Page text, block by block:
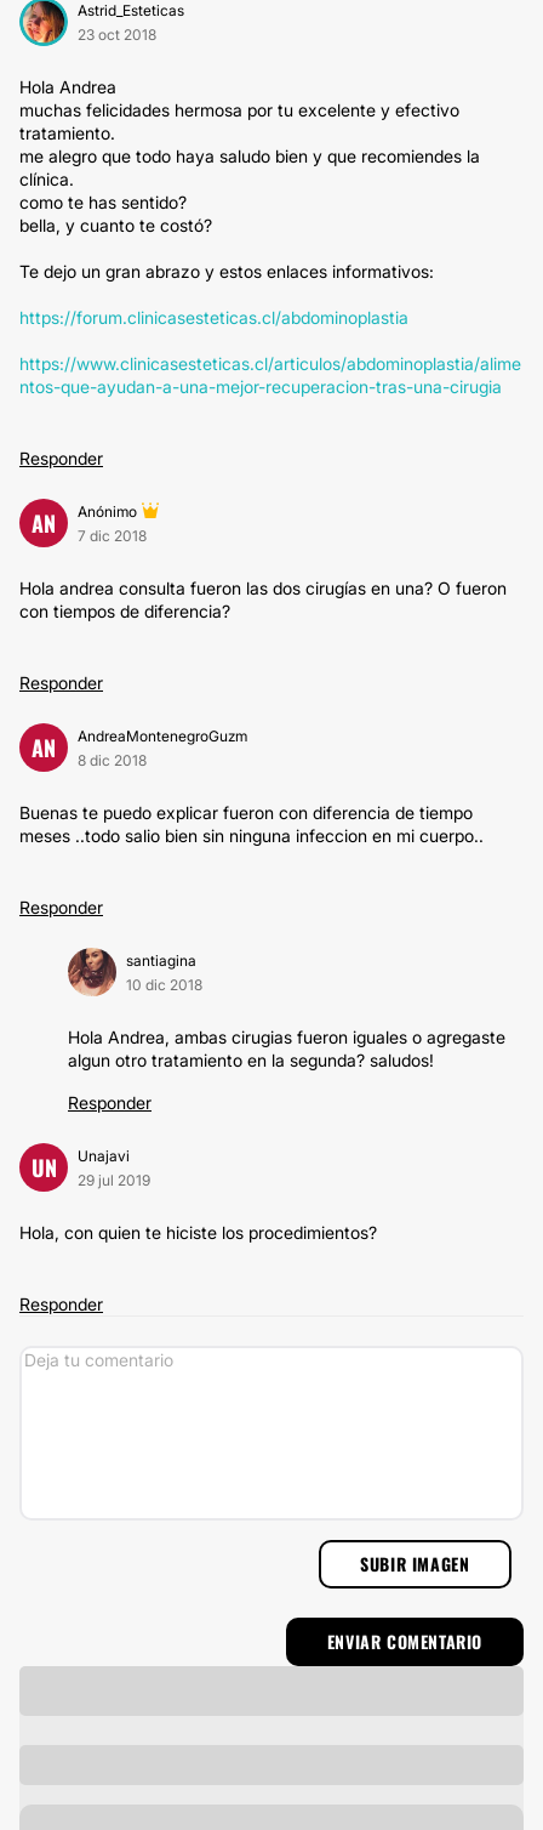
Astrid_Esteticas
23 oct 2018
Hola Andrea
muchas felicidades hermosa por tu excelente y efectivo
tratamiento.
me alegro que todo haya saludo bien y que recomiendes la
clínica.
como te has sentido?
bella, y cuanto te costó?
Te dejo un gran abrazo y estos enlaces informativos:
https://forum.clinicasesteticas.cl/abdominoplastia
https://www.clinicasesteticas.cl/articulos/abdominoplastia/alime
ntos-que-ayudan-a-una-mejor-recuperacion-tras-una-cirugia
Responder
AN
Anónimo
7 dic 2018
Hola andrea consulta fueron las dos cirugías en una? O fueron
con tiempos de diferencia?
Responder
AN
AndreaMontenegroGuzm
8 dic 2018
Buenas te puedo explicar fueron con diferencia de tiempo
meses ..todo salio bien sin ninguna infeccion en mi cuerpo..
Responder
santiagina
10 dic 2018
Hola Andrea, ambas cirugias fueron iguales o agregaste
algun otro tratamiento en la segunda? saludos!
Responder
UN
Unajavi
29 jul 2019
Hola, con quien te hiciste los procedimientos?
Responder
SUBIR IMAGEN